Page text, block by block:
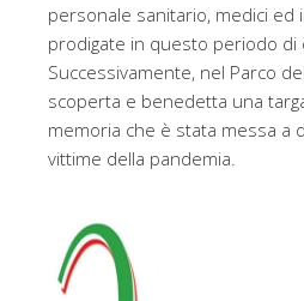
personale sanitario, medici ed
prodigate in questo periodo di
Successivamente, nel Parco
scoperta e benedetta una
memoria che è stata messa a
vittime della pandemia.